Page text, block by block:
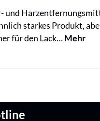
und
starkes Produkt,
für den Lack…Mehr